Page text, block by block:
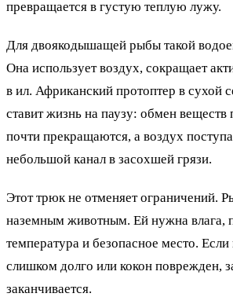
превращается в густую теплую лужу.
Для двоякодышащей рыбы такой
Она использует воздух, сокращает
в ил. Африканский протоптер в сухой
ставит жизнь на паузу: обмен веществ
почти прекращаются, а воздух
небольшой канал в засохшей грязи.
Этот трюк не отменяет ограничений.
наземным животным. Ей нужна влага,
температура и безопасное место.
слишком долго или кокон поврежден,
заканчивается.